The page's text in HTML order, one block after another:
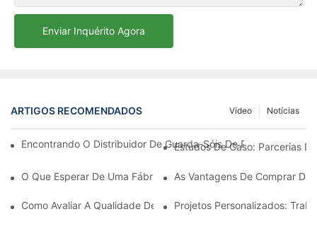
Enviar Inquérito Agora
ARTIGOS RECOMENDADOS Notícias
Vídeo
Encontrando O Distribuidor De Guarda-Sóis De Praia Ideal
Estudos De Caso: Parcerias
O Que Esperar De Uma Fábrica De Cadeiras De Descanso
As Vantagens De Comprar
Como Avaliar A Qualidade De Uma Fábrica De Cadeiras De
Projetos Personalizados: